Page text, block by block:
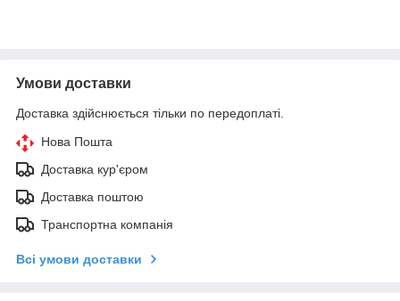
Умови доставки
Доставка здійснюється тільки по передоплаті.
Нова Пошта
Доставка кур'єром
Доставка поштою
Транспортна компанія
Всі умови доставки